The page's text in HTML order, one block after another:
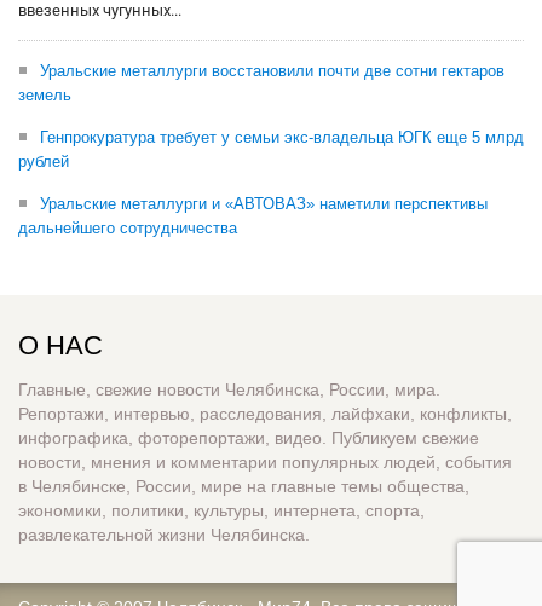
ввезенных чугунных...
Уральские металлурги восстановили почти две сотни гектаров
земель
Генпрокуратура требует у семьи экс-владельца ЮГК еще 5 млрд
рублей
Уральские металлурги и «АВТОВАЗ» наметили перспективы
дальнейшего сотрудничества
О НАС
Главные, свежие новости Челябинска, России, мира.
Репортажи, интервью, расследования, лайфхаки, конфликты,
инфографика, фоторепортажи, видео. Публикуем свежие
новости, мнения и комментарии популярных людей, события
в Челябинске, России, мире на главные темы общества,
экономики, политики, культуры, интернета, спорта,
развлекательной жизни Челябинска.